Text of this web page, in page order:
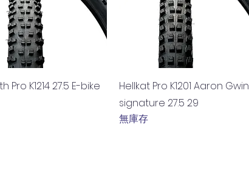
快速瀏覽
Pro K1214 27.5 E-bike
快速瀏覽
Hellkat Pro K1201 Aaron Gwin
signature 27.5 29
無庫存